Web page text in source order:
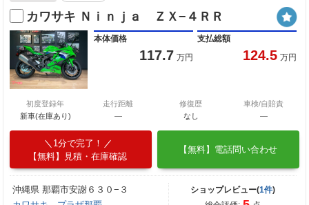
カワサキ Ｎｉｎｊａ ＺＸ−４ＲＲ
本体価格
117.7 万円
支払総額
124.5 万円
初度登録年
新車(在庫あり)
走行距離
―
修復歴
なし
車検/自賠責
―
1分で完了！
【無料】見積・在庫確認
【無料】電話問い合わせ
沖縄県 那覇市安謝６３０−３
ショップレビュー(1件)